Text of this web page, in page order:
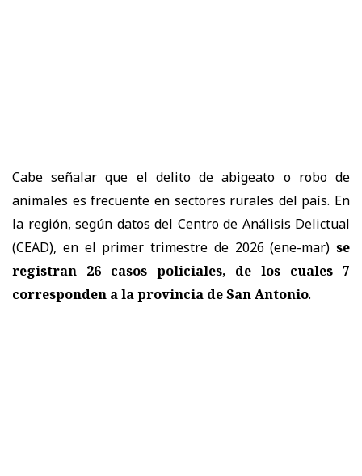
Cabe señalar que el delito de abigeato o robo de
animales es frecuente en sectores rurales del país. En
la región, según datos del Centro de Análisis Delictual
(CEAD), en el primer trimestre de 2026 (ene-mar) se
registran 26 casos policiales, de los cuales 7
corresponden a la provincia de San Antonio.